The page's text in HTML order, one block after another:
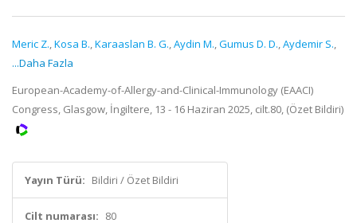
Meric Z.,Kosa B.,Karaaslan B. G.,Aydin M.,Gumus D. D.,Aydemir S.,
...Daha Fazla
European-Academy-of-Allergy-and-Clinical-Immunology (EAACI)
Congress, Glasgow, İngiltere, 13 - 16 Haziran 2025, cilt.80, (Özet Bildiri)
Yayın Türü: Bildiri / Özet Bildiri
Cilt numarası: 80